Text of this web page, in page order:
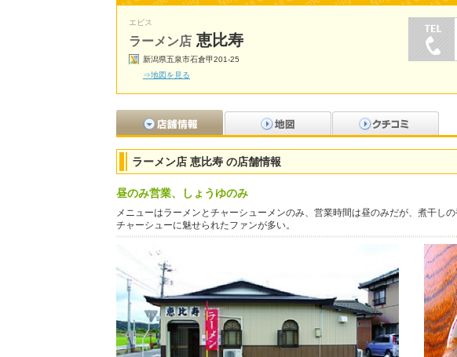
エビス
ラーメン店 恵比寿
新潟県五泉市石倉甲201-25
⇒地図を見る
ラーメン店 恵比寿 の店舗情報
昼のみ営業、しょうゆのみ
メニューはラーメンとチャーシューメンのみ、営業時間は昼のみだが、煮干し
チャーシューに魅せられたファンが多い。